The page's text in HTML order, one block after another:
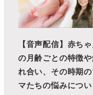
【音声配信】赤ち
の月齢ごとの特徴
れ合い、その時期
マたちの悩みについ